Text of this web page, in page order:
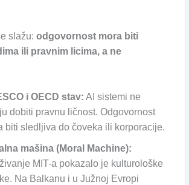
slažu: odgovornost mora biti
ili pravnim licima, a ne
i OECD stav: AI sistemi ne
dobiti pravnu ličnost. Odgovornost
biti sledljiva do čoveka ili korporacije.
mašina (Moral Machine):
MIT-a pokazalo je kulturološke
Na Balkanu i u Južnoj Evropi